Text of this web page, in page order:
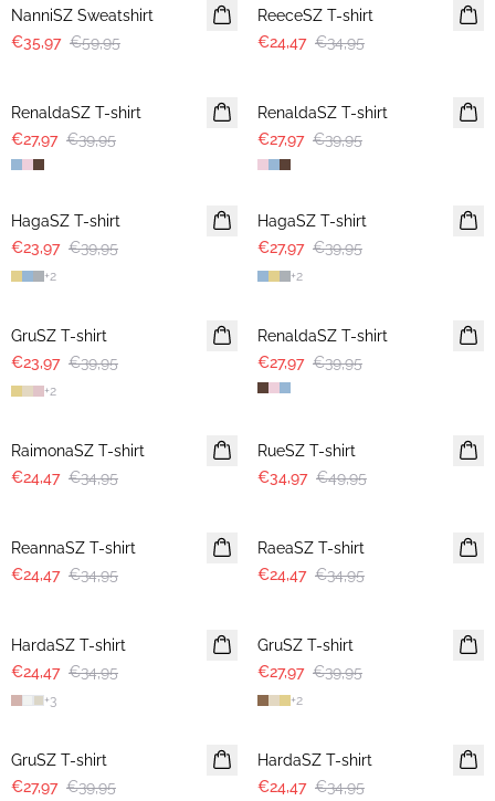
NanniSZ Sweatshirt
€35,97 €59,95
ReeceSZ T-shirt
€24,47 €34,95
RenaldaSZ T-shirt
€27,97 €39,95
RenaldaSZ T-shirt
€27,97 €39,95
-40%
HagaSZ T-shirt
€23,97 €39,95
+2
30%
HagaSZ T-shirt
€27,97 €39,95
+2
GruSZ T-shirt
€23,97 €39,95
+2
RenaldaSZ T-shirt
€27,97 €39,95
RaimonaSZ T-shirt
€24,47 €34,95
RueSZ T-shirt
€34,97 €49,95
ReannaSZ T-shirt
€24,47 €34,95
RaeaSZ T-shirt
€24,47 €34,95
HardaSZ T-shirt
€24,47 €34,95
+3
GruSZ T-shirt
€27,97 €39,95
+2
GruSZ T-shirt
€27,97 €39,95
HardaSZ T-shirt
€24,47 €34,95